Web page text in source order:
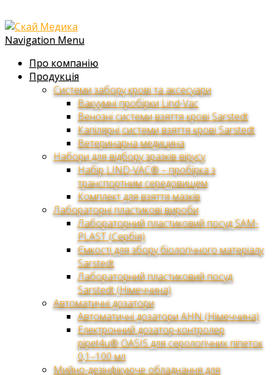
Navigation Menu
Про компанію
Продукція
Системи забору крові та аксесуари
Вакуумні пробірки Lind-Vac
Венозні системи взяття крові Sarstedt
Капілярні системи взяття крові Sarstedt
Ветеринарна медицина
Набори для відбору зразків вірусу
Набір LIND-VAC® – пробірка з
транспортним середовищем
Комплект для взяття мазків
Лабораторні пластикові вироби
Лабораторний пластиковий посуд SAM-
PLAST (Сербія)
Ємкості для збору біологічного матеріалу
Sarstedt
Лабораторний пластиковий посуд
Sarstedt (Німеччина)
Автоматичні дозатори
Автоматичні дозатори AHN (Німеччина)
Електронний дозатор-контролер
pipet4u® OASIS для серологічних піпеток
0,1–100 мл
Мийно-дезінфікуюче обладнання для